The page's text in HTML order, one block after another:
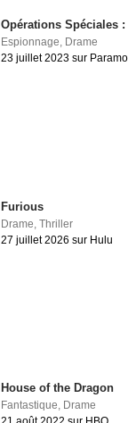
Opérations Spéciales
Espionnage, Drame
23 juillet 2023 sur
Furious
Drame ,Thriller
27 juillet 2026 sur Hulu
House of the Dragon
Fantastique, Drame